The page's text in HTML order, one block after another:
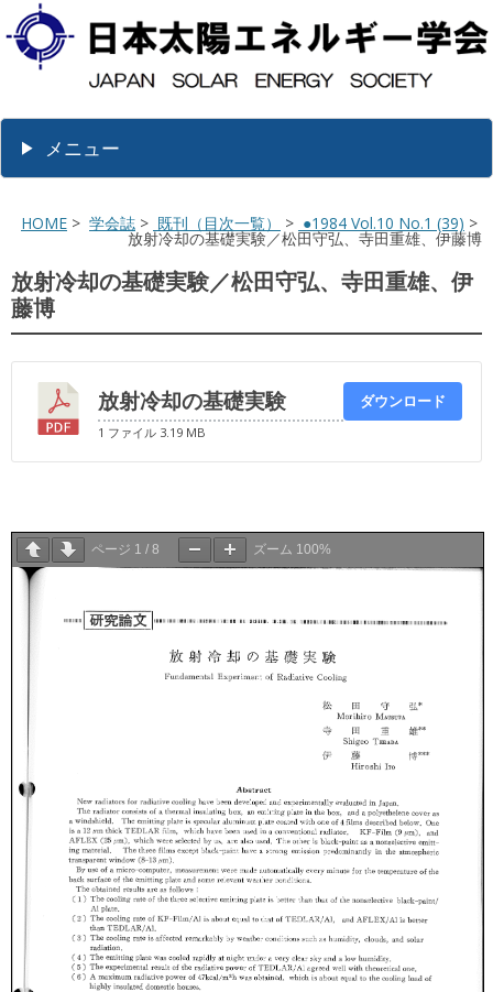
メニュー
HOME > 学会誌 > 既刊（目次一覧） > ●1984 Vol.10 No.1 (39) >
放射冷却の基礎実験／松田守弘、寺田重雄、伊藤博
放射冷却の基礎実験／松田守弘、寺田重雄、伊
藤博
放射冷却の基礎実験
1 ファイル 3.19 MB
ダウンロード
ページ 1 / 8 ズーム 100%